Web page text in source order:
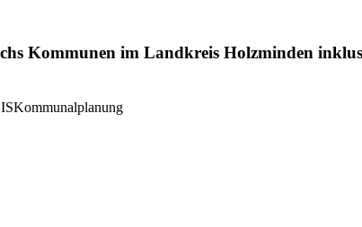
Kommunen im Landkreis Holzminden
Kommunalplanung